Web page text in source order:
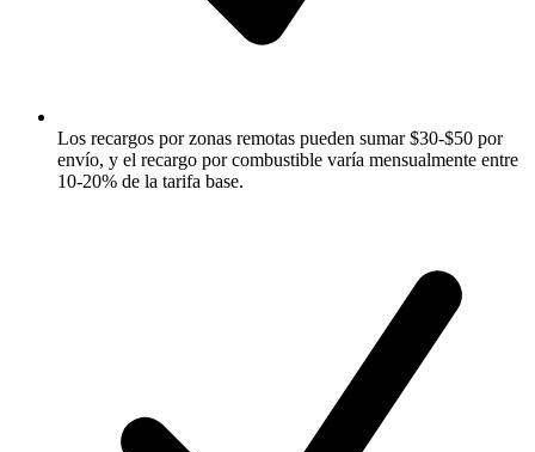
Los recargos por zonas remotas pueden sumar $30-$50 por
envío, y el recargo por combustible varía mensualmente entre
10-20% de la tarifa base.